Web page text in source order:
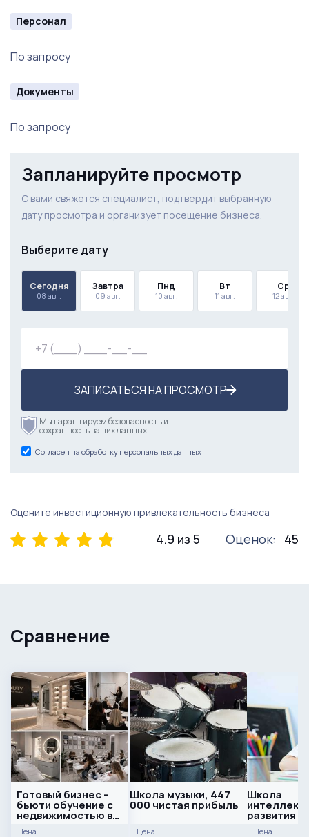
Персонал
По запросу
Документы
По запросу
Запланируйте просмотр
С вами свяжется специалист, подтвердит выбранную
дату просмотра и организует посещение бизнеса.
Выберите дату
Сегодня
08 авг.
Завтра
09 авг.
Пнд
10 авг.
Вт
11 авг.
Ср
12 авг.
ЗАПИСАТЬСЯ НА ПРОСМОТР
Мы гарантируем безопасность и
сохранность ваших данных
Согласен на обработку персональных данных
Оцените инвестиционную привлекательность бизнеса
4.9 из 5 Оценок: 45
Сравнение
Готовый бизнес -
бьюти обучение с
недвижимостью в
Тюмени
Цена
Школа музыки, 447
000 чистая прибыль
Цена
Школа
развития
Цена